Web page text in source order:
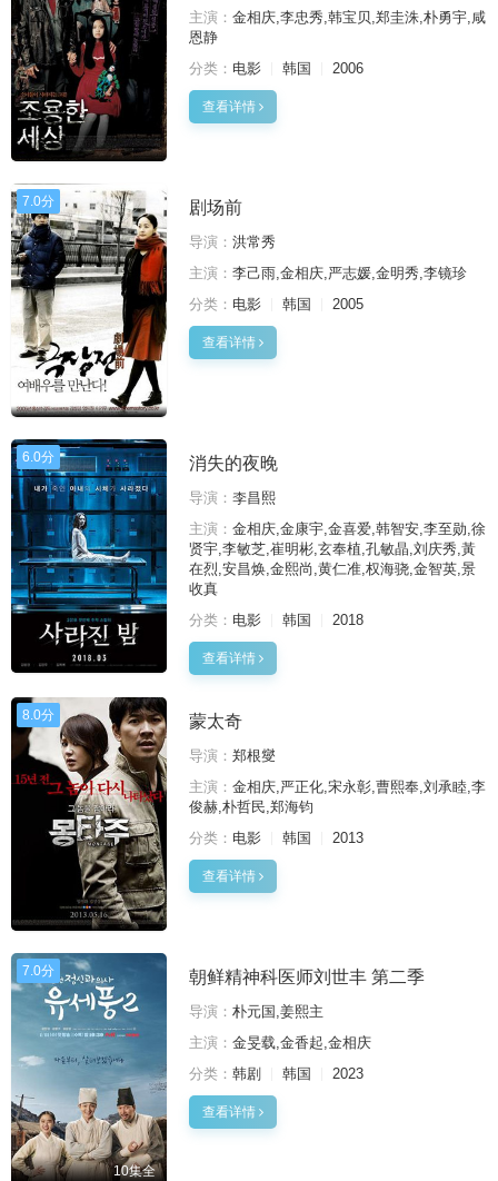
主演： 金相庆,李忠秀,韩宝贝,郑圭洙,朴勇宇,咸
恩静
分类： 电影 韩国 2006
查看详情
7.0分 剧场前
导演： 洪常秀
主演： 李己雨,金相庆,严志媛,金明秀,李镜珍
分类： 电影 韩国 2005
查看详情
6.0分 消失的夜晚
导演： 李昌熙
主演： 金相庆,金康宇,金喜爱,韩智安,李至勋,徐
贤宇,李敏芝,崔明彬,玄奉植,孔敏晶,刘庆秀,黃
在烈,安昌焕,金熙尚,黄仁准,权海骁,金智英,景
收真
分类： 电影 韩国 2018
查看详情
8.0分 蒙太奇
导演： 郑根燮
主演： 金相庆,严正化,宋永彰,曹熙奉,刘承睦,李
俊赫,朴哲民,郑海钧
分类： 电影 韩国 2013
查看详情
7.0分
10集全
朝鲜精神科医师刘世丰 第二季
导演： 朴元国,姜熙主
主演： 金旻载,金香起,金相庆
分类： 韩剧 韩国 2023
查看详情